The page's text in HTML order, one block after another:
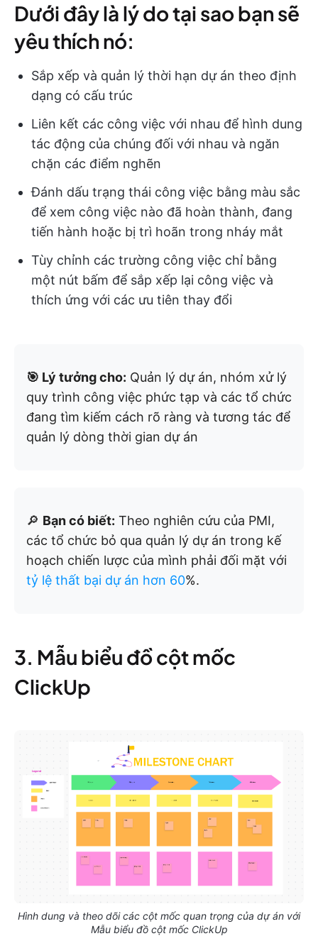
Dưới đây là lý do tại sao bạn sẽ
yêu thích nó:
Sắp xếp và quản lý thời hạn dự án theo định
dạng có cấu trúc
Liên kết các công việc với nhau để hình dung
tác động của chúng đối với nhau và ngăn
chặn các điểm nghẽn
Đánh dấu trạng thái công việc bằng màu sắc
để xem công việc nào đã hoàn thành, đang
tiến hành hoặc bị trì hoãn trong nháy mắt
Tùy chỉnh các trường công việc chỉ bằng
một nút bấm để sắp xếp lại công việc và
thích ứng với các ưu tiên thay đổi
🎯 Lý tưởng cho: Quản lý dự án, nhóm xử lý
quy trình công việc phức tạp và các tổ chức
đang tìm kiếm cách rõ ràng và tương tác để
quản lý dòng thời gian dự án
🔎 Bạn có biết: Theo nghiên cứu của PMI,
các tổ chức bỏ qua quản lý dự án trong kế
hoạch chiến lược của mình phải đối mặt với
tỷ lệ thất bại dự án hơn 60%.
3. Mẫu biểu đồ cột mốc
ClickUp
Hình dung và theo dõi các cột mốc quan trọng của dự án với
Mẫu biểu đồ cột mốc ClickUp